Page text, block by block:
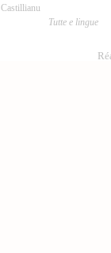
Castillianu
Tutte e lingue